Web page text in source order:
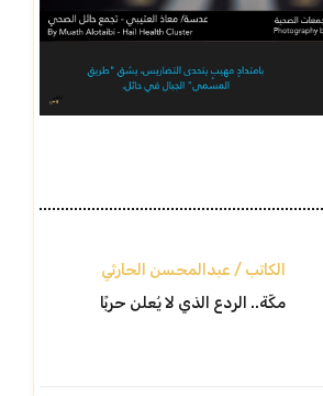
الكاتب / عبدالمحسن الحارثي
مكّة.. الردع الذي لا يُعلن حربًا